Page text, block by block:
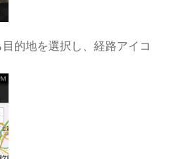
的地を選択し、経路アイコ